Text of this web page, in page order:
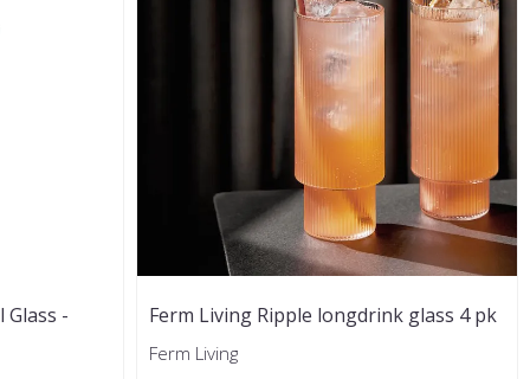
Glass - Ferm Living Ripple longdrink glass 4 pk
Ferm Living